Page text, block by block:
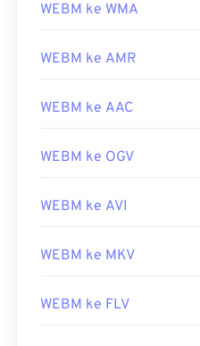
WEBM ke WMA
WEBM ke AMR
WEBM ke AAC
WEBM ke OGV
WEBM ke AVI
WEBM ke MKV
WEBM ke FLV